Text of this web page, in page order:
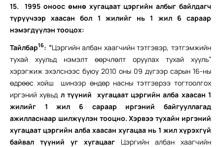
15.
1995 оноос өмнө хугацаат цэргийн албыг байлдагч
түрүүчээр хаасан бол 1 жилийг нь 1 жил 6 сараар
нэмэгдүүлэн тооцох:
Тайлбар16: “Цэргийн албан хаагчийн тэтгэвэр, тэтгэмжийн
тухай хуульд нэмэлт өөрчлөлт оруулах тухай хууль”
хэрэгжиж эхэлснээс буюу 2010 оны 09 дүгээр сарын 16-ны
өдрөөс хойш шинээр өндөр насны тэтгэврээ тогтоолгох
иргэний хувьд л түүний хугацаат цэргийн алба хаасан 1
жилийг 1 жил 6 сараар иргэний байгууллагад
ажилласнаар шилжүүлэн тооцно. Хэрвээ тухайн иргэний
хугацаат цэргийн алба хаасан хугацаа нь 1 жил хүрэхгүй
байвал түүний уг хугацааг Цэргийн албан хаагчийн